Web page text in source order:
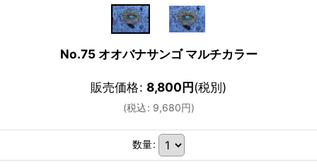
No.75 オオバナサンゴ マルチカラー
販売価格: 8,800円(税別)
(税込: 9,680円)
数量: